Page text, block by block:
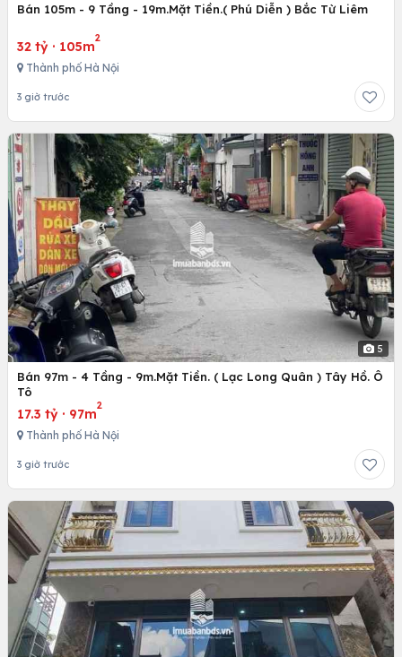
Bán 105m - 9 Tầng - 19m.Mặt Tiền.( Phú Diễn ) Bắc Từ Liêm
32 tỷ · 105m
2
Thành phố Hà Nội
3 giờ trước
5
Bán 97m - 4 Tầng - 9m.Mặt Tiền. ( Lạc Long Quân ) Tây Hồ. Ô
Tô
17.3 tỷ · 97m
2
Thành phố Hà Nội
3 giờ trước